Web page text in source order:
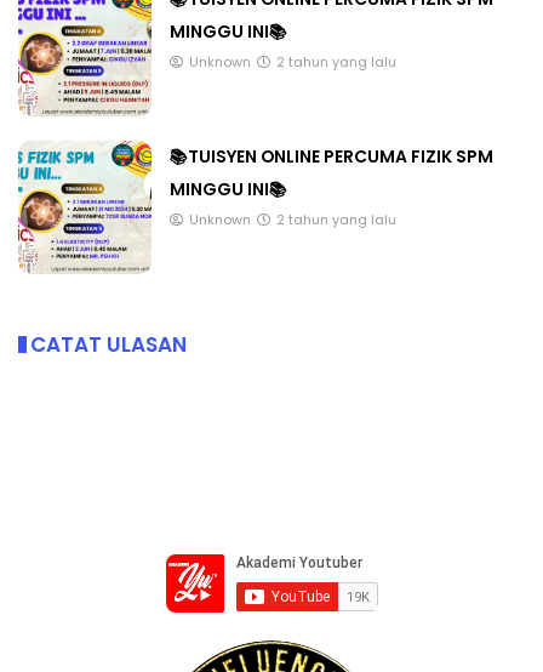
MINGGU INI📚
Unknown 2 tahun yang lalu
📚TUISYEN ONLINE PERCUMA FIZIK SPM
MINGGU INI📚
Unknown 2 tahun yang lalu
CATAT ULASAN